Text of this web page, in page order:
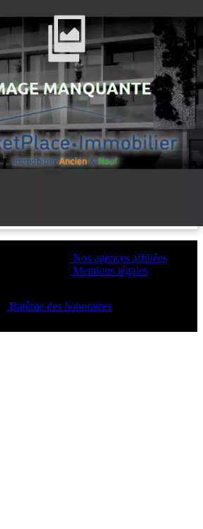
Nos agences affiliées
Mentions légales
Barême des honoraires